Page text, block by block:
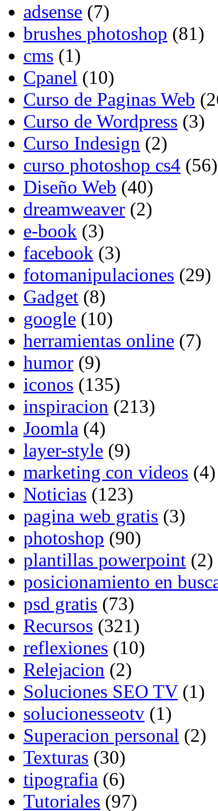
adsense (7)
brushes photoshop (81)
cms (1)
Cpanel (10)
Curso de Paginas Web
Curso de Wordpress (3)
Curso Indesign (2)
curso photoshop cs4 (56)
Diseño Web (40)
dreamweaver (2)
e-book (3)
facebook (3)
fotomanipulaciones (29)
Gadget (8)
google (10)
herramientas online (7)
humor (9)
iconos (135)
inspiracion (213)
Joomla (4)
layer-style (9)
marketing con videos (4)
Noticias (123)
pagina web gratis (3)
photoshop (90)
plantillas powerpoint (2)
posicionamiento en
psd gratis (73)
Recursos (321)
reflexiones (10)
Relejacion (2)
Soluciones SEO TV(1)
solucionesseotv (1)
Superacion personal (2)
Texturas (30)
tipografia (6)
Tutoriales (97)